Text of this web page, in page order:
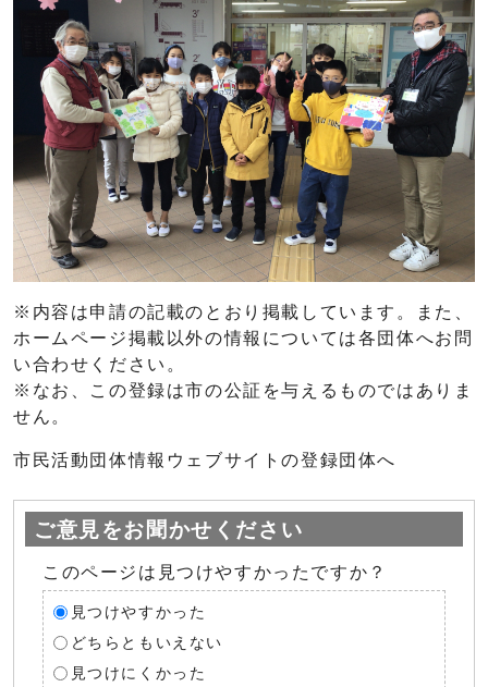
※内容は申請の記載のとおり掲載しています。また、
ホームページ掲載以外の情報については各団体へお問
い合わせください。
※なお、この登録は市の公証を与えるものではありま
せん。
市民活動団体情報ウェブサイトの登録団体へ
ご意見をお聞かせください
このページは見つけやすかったですか？
見つけやすかった
どちらともいえない
見つけにくかった